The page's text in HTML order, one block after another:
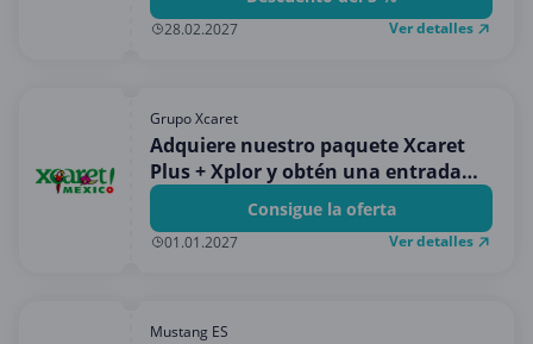
28.02.2027 Ver detalles
Grupo Xcaret
Adquiere nuestro paquete Xcaret
Plus + Xplor y obtén una entrada
GRATIS a Xenses.Consigue la oferta
01.01.2027 Ver detalles
Mustang ES